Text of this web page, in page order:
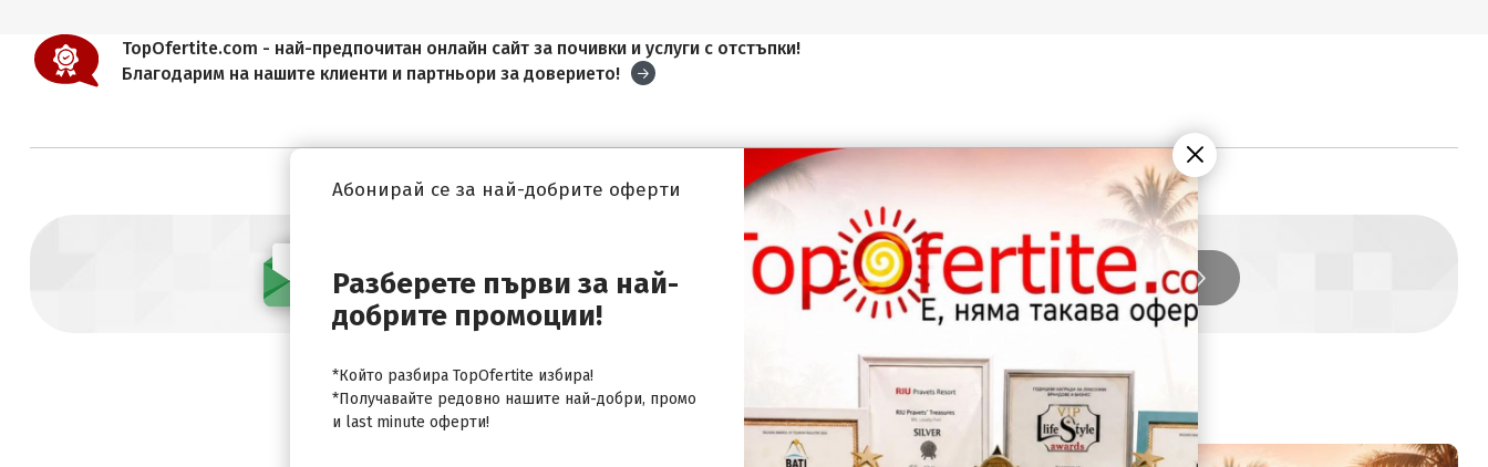
TopOfertite.com - най-предпочитан онлайн сайт за почивки и услуги с отстъпки!
Благодарим на нашите клиенти и партньори за доверието!
Абонирай се за най-добрите оферти
Абонирай се за най-добрите оферти
Разберете първи за най-
добрите промоции!
*Който разбира TopOfertite избира!
*Получавайте редовно нашите най-добри, промо
и last minute оферти!